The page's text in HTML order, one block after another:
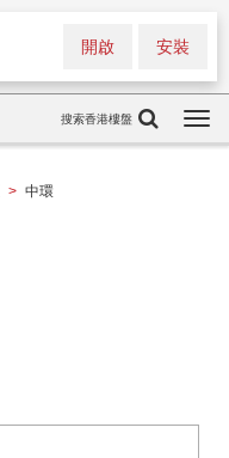
安裝
開啟
搜索香港樓盤
> 中環